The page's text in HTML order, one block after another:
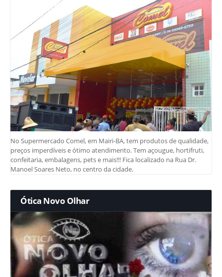
No Supermercado Comel, em Mairi-BA, tem produtos de qualidade,
preços imperdíveis e ótimo atendimento. Tem açougue, hortifruti,
confeitaria, embalagens, pets e mais!!! Fica localizado na Rua Dr.
Manoel Soares Neto, no centro da cidade.
Ótica Novo Olhar